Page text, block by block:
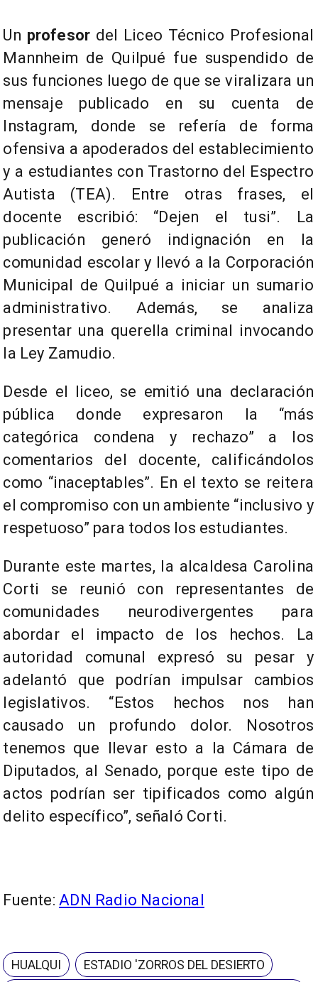
Un profesor del Liceo Técnico Profesional
Mannheim de Quilpué fue suspendido de
sus funciones luego de que se viralizara un
mensaje publicado en su cuenta de
Instagram, donde se refería de forma
ofensiva a apoderados del establecimiento
y a estudiantes con Trastorno del Espectro
Autista (TEA). Entre otras frases, el
docente escribió: “Dejen el tusi”. La
publicación generó indignación en la
comunidad escolar y llevó a la Corporación
Municipal de Quilpué a iniciar un sumario
administrativo. Además, se analiza
presentar una querella criminal invocando
la Ley Zamudio.
Desde el liceo, se emitió una declaración
pública donde expresaron la “más
categórica condena y rechazo” a los
comentarios del docente, calificándolos
como “inaceptables”. En el texto se reitera
el compromiso con un ambiente “inclusivo y
respetuoso” para todos los estudiantes.
Durante este martes, la alcaldesa Carolina
Corti se reunió con representantes de
comunidades neurodivergentes para
abordar el impacto de los hechos. La
autoridad comunal expresó su pesar y
adelantó que podrían impulsar cambios
legislativos. “Estos hechos nos han
causado un profundo dolor. Nosotros
tenemos que llevar esto a la Cámara de
Diputados, al Senado, porque este tipo de
actos podrían ser tipificados como algún
delito específico”, señaló Corti.
Fuente: ADN Radio Nacional
HUALQUI ESTADIO 'ZORROS DEL DESIERTO